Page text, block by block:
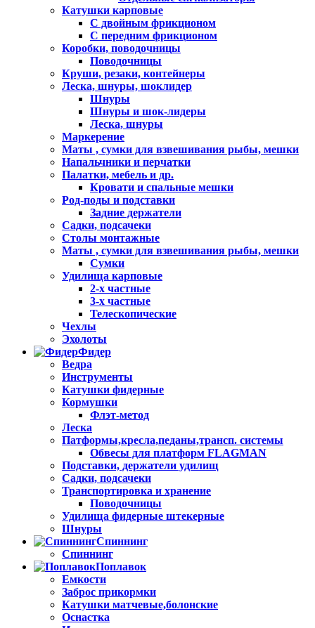
Катушки карповые
С двойным фрикционом
С передним фрикционом
Коробки, поводочницы
Поводочницы
Круши, резаки, контейнеры
Леска, шнуры, шоклидер
Шнуры
Шнуры и шок-лидеры
Леска, шнуры
Маркерение
Маты , сумки для взвешивания рыбы, мешки
Напальчники и перчатки
Палатки, мебель и др.
Кровати и спальные мешки
Род-поды и подставки
Задние держатели
Садки, подсачеки
Столы монтажные
Маты , сумки для взвешивания рыбы, мешки
Сумки
Удилища карповые
2-х частные
3-х частные
Телескопические
Чехлы
Эхолоты
Фидер
Ведра
Инструменты
Катушки фидерные
Кормушки
Флэт-метод
Леска
Патформы,кресла,педаны,трансп. системы
Обвесы для платформ FLAGMAN
Подставки, держатели удилищ
Садки, подсачеки
Транспортировка и хранение
Поводочницы
Удилища фидерные штекерные
Шнуры
Спиннинг
Спиннинг
Поплавок
Емкости
Заброс прикормки
Катушки матчевые,болонские
Оснастка